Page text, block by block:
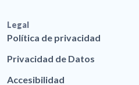
Legal
Política de privacidad
Privacidad de Datos
Accesibilidad